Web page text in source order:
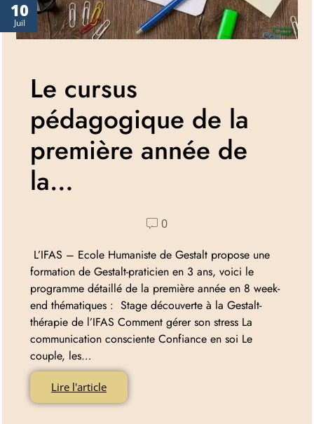
10
Juil
Le cursus
pédagogique de la
première année de
la…
0
L’IFAS – Ecole Humaniste de Gestalt propose une
formation de Gestalt-praticien en 3 ans, voici le
programme détaillé de la première année en 8 week-
end thématiques : Stage découverte à la Gestalt-
thérapie de l’IFAS Comment gérer son stress La
communication consciente Confiance en soi Le
couple, les…
Lire l'article